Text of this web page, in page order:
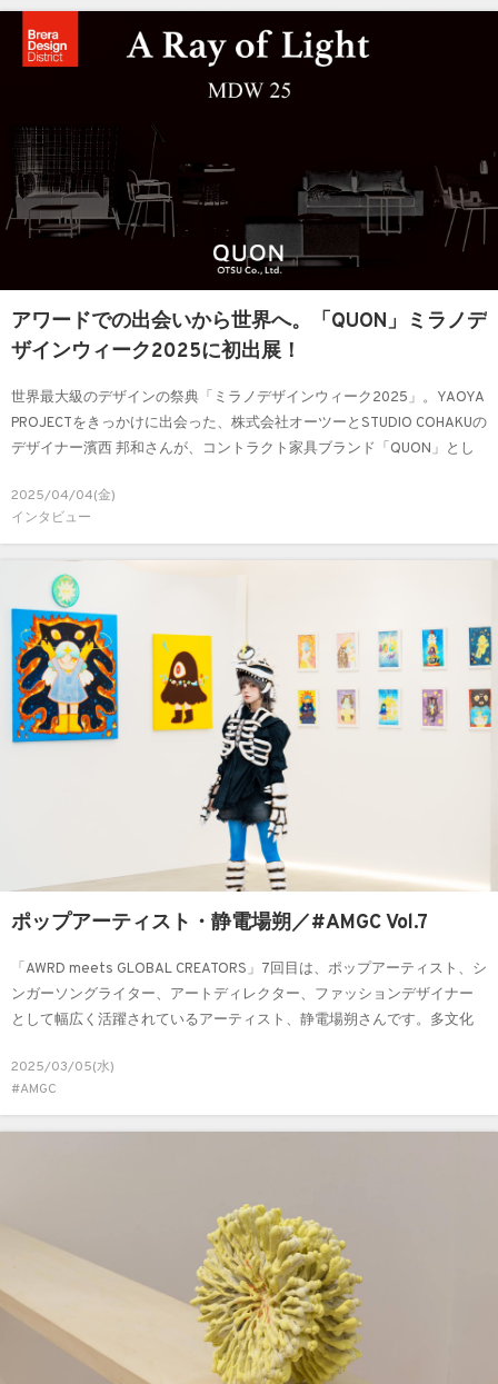
アワードでの出会いから世界へ。「QUON」ミラノデ
ザインウィーク2025に初出展！
世界最大級のデザインの祭典「ミラノデザインウィーク2025」。YAOYA
PROJECTをきっかけに出会った、株式会社オーツーとSTUDIO COHAKUの
デザイナー濱西 邦和さんが、コントラクト家具ブランド「QUON」とし
2025/04/04(金)
インタビュー
ポップアーティスト・静電場朔／#AMGC Vol.7
「AWRD meets GLOBAL CREATORS」7回目は、ポップアーティスト、シ
ンガーソングライター、アートディレクター、ファッションデザイナー
として幅広く活躍されているアーティスト、静電場朔さんです。多文化
たさまざまなフィールドで表現を続ける静電場さん。今回は、その創作
の裏側にスポットを当てお話を伺います。
2025/03/05(水)
#AMGC